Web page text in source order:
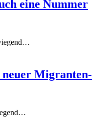
eine Nummer
Migranten-